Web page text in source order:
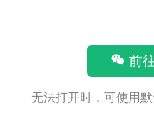
前
无法打开时，可使用